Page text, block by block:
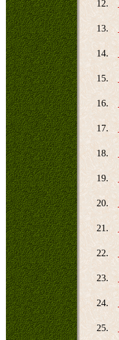
12.
13.
14.
15.
16.
17.
18.
19.
20.
21.
22.
23.
24.
25.